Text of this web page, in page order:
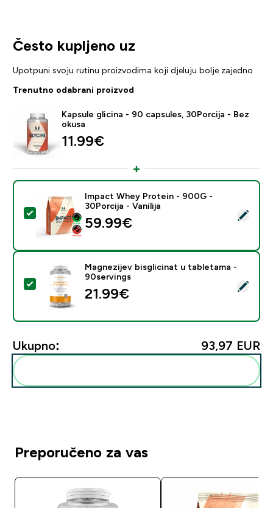
Često kupljeno uz
Upotpuni svoju rutinu proizvodima koji djeluju bolje zajedno
Trenutno odabrani proizvod
Kapsule glicina - 90 capsules, 30Porcija - Bez
okusa
11.99€‎
Odaberi ovaj proizvod - Impact Whey Protein - 900G
Impact Whey Protein - 900G -
30Porcija - Vanilija
59.99€‎
Odaberi ovaj proizvod - Magnezijev bisglicinat u
Magnezijev bisglicinat u tabletama -
90servings
21.99€‎
Ukupno: 93,97 EUR‎
Preporučeno za vas